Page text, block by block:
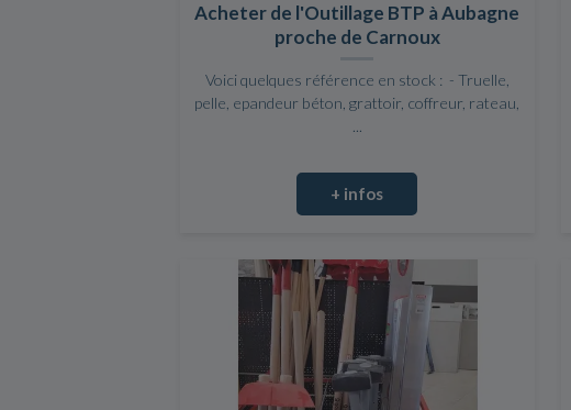
Acheter de l'Outillage BTP à Aubagne
proche de Carnoux
Voici quelques référence en stock : - Truelle,
pelle, epandeur béton, grattoir, coffreur, rateau,
+ infos